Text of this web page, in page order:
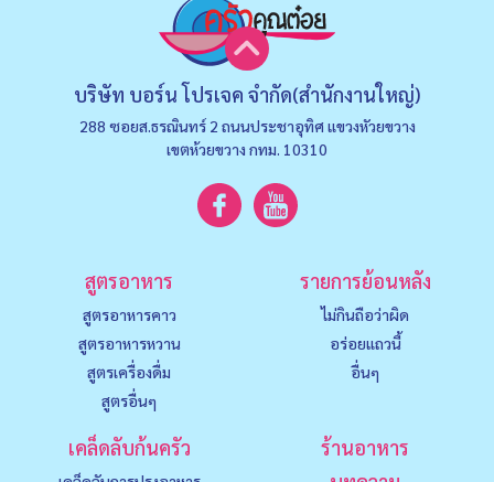
บริษัท บอร์น โปรเจค จำกัด(สำนักงานใหญ่)
288 ซอยส.ธรณินทร์ 2 ถนนประชาอุทิศ แขวงหัวยขวาง
เขตห้วยขวาง กทม. 10310
สูตรอาหาร
สูตรอาหารคาว
สูตรอาหารหวาน
สูตรเครื่องดื่ม
สูตรอื่นๆ
รายการย้อนหลัง
ไม่กินถือว่าผิด
อร่อยแถวนี้
อื่นๆ
เคล็ดลับก้นครัว
ร้านอาหาร